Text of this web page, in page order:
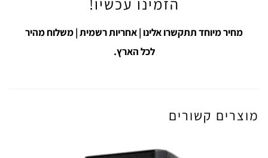
מחיר מיוחד תתקשרו אלינו | אחריות רשמית | משלוח מהיר
לכל הארץ.
מוצרים קשורים